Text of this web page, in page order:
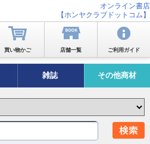
オンライン書店
【ホンヤクラブドットコム】
買い物かご 店舗一覧 ご利用ガイド
雑誌 その他商材